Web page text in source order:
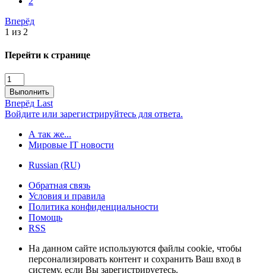
Вперёд
1 из 2
Перейти к странице
Выполнить
Вперёд Last
Войдите или зарегистрируйтесь для ответа.
А так же...
Мировые IT новости
Russian (RU)
Обратная связь
Условия и правила
Политика конфиденциальности
Помощь
RSS
На данном сайте используются файлы cookie, чтобы
персонализировать контент и сохранить Ваш вход в
систему, если Вы зарегистрируетесь.